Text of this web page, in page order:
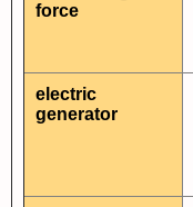
force
electric
generator